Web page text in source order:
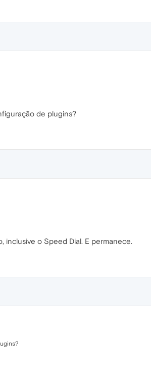
de plugins?
o Speed Dial. E permanece.